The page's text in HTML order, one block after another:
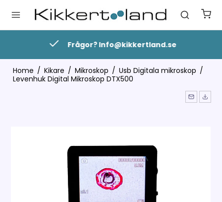
Frågor? Info@kikkertland.se
Home / Kikare / Mikroskop / Usb Digitala mikroskop /
Levenhuk Digital Mikroskop DTX500